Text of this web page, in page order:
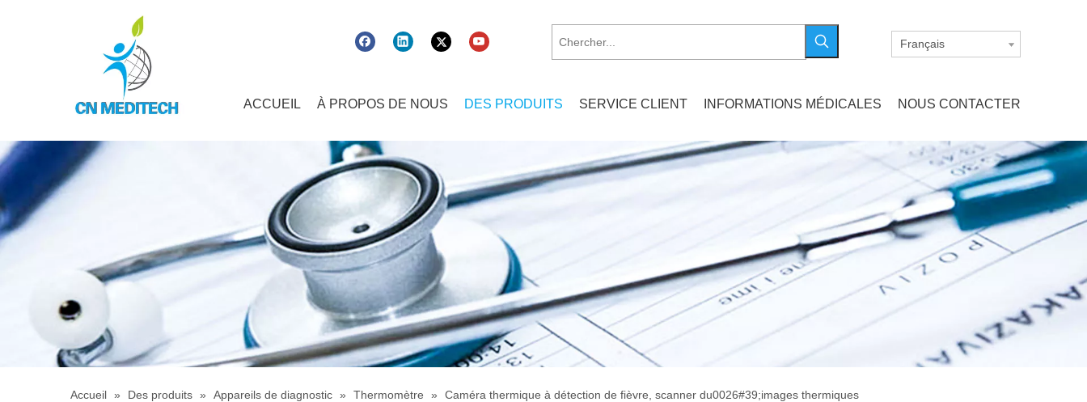
Français
ACCUEIL À PROPOS DE NOUS DES PRODUITS SERVICE CLIENT INFORMATIONS MÉDICALES NOUS CONTACTER
Accueil » Des produits » Appareils de diagnostic » Thermomètre » Caméra thermique à détection de fièvre, scanner du0026#39;images thermiques